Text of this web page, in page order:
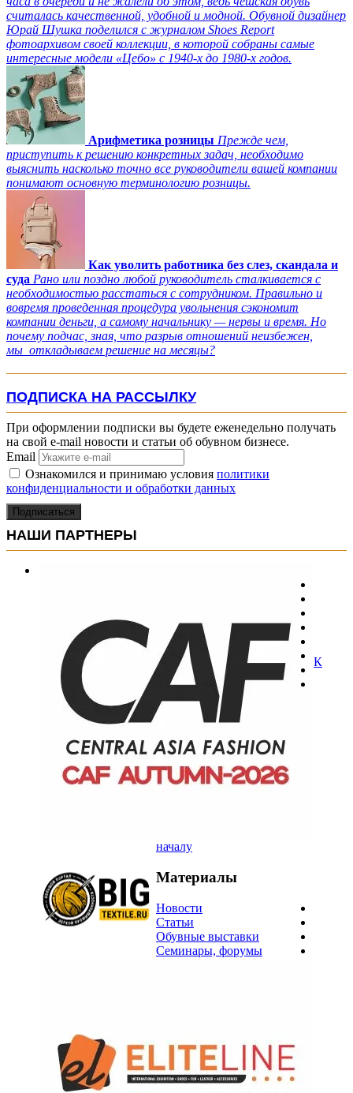
считалась качественной, удобной и модной. Обувной дизайнер
Юрай Шушка поделился с журналом Shoes Report
фотоархивом своей коллекции, в которой собраны самые
интересные модели «Цебо» с 1940-х до 1980-х годов.
Арифметика розницы Прежде чем,
приступить к решению конкретных задач, необходимо
выяснить насколько точно все руководители вашей компании
понимают основную терминологию розницы.
Как уволить работника без слез, скандала и
суда Рано или поздно любой руководитель сталкивается с
необходимостью расстаться с сотрудником. Правильно и
вовремя проведенная процедура увольнения сэкономит
компании деньги, а самому начальнику — нервы и время. Но
почему подчас, зная, что разрыв отношений неизбежен,
мы откладываем решение на месяцы?
ПОДПИСКА НА РАССЫЛКУ
При оформлении подписки вы будете еженедельно получать
на свой e-mail новости и статьи об обувном бизнесе.
Email
Ознакомился и принимаю условия политики
конфиденциальности и обработки данных
Подписаться
НАШИ ПАРТНЕРЫ
К
началу
Материалы
Новости
Статьи
Обувные выставки
Семинары, форумы